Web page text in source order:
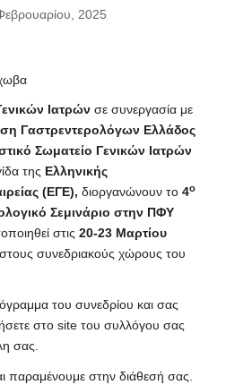
2025
Ιατρών σε συνεργασία με
Γαστρεντερολόγων Ελλάδος
Σωματείο Γενικών Ιατρών
της Ελληνικής
(ΕΓΕ), διοργανώνουν το 4ο
Σεμινάριο στην ΠΦΥ
στις 20-23 Μαρτίου
στους συνεδριακούς χώρους του
του συνεδρίου και σας
στο site του συλλόγου σας
σας.
παραμένουμε στην διάθεσή σας.